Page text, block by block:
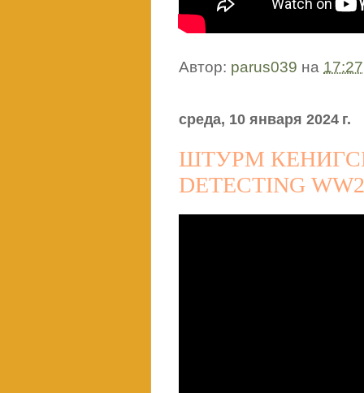
Автор: parus039 на 17:27
среда, 10 января 2024 г.
ШТУРМ
DETECTING